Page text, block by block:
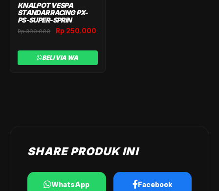
KNALPOT VESPA
STANDAR RACING PX-
PS-SUPER-SPRIN
Rp300.000
Original
was:
Rp 300.000.
Rp 250.000
is:
BELI VIA WA
SHARE PRODUK INI
WhatsApp Facebook